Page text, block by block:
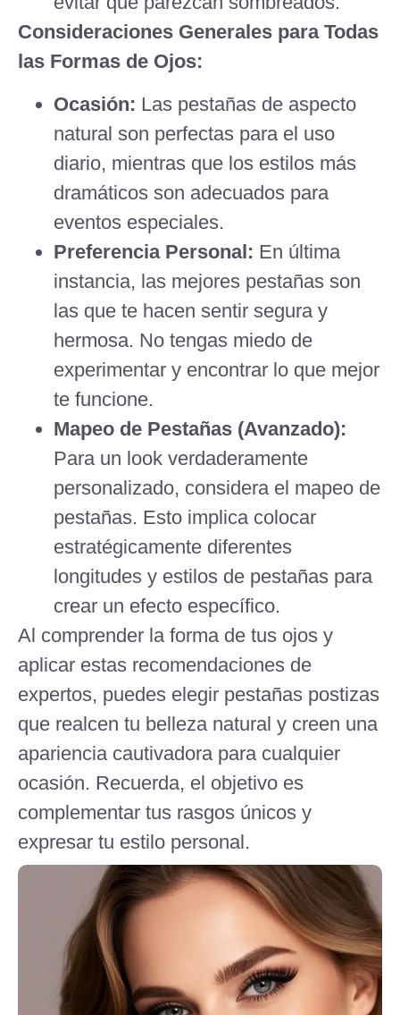
Consideraciones Generales para Todas
las Formas de Ojos:
Ocasión: Las pestañas de aspecto
natural son perfectas para el uso
diario, mientras que los estilos más
dramáticos son adecuados para
eventos especiales.
Preferencia Personal: En última
instancia, las mejores pestañas son
las que te hacen sentir segura y
hermosa. No tengas miedo de
experimentar y encontrar lo que mejor
te funcione.
Mapeo de Pestañas (Avanzado):
Para un look verdaderamente
personalizado, considera el mapeo de
pestañas. Esto implica colocar
estratégicamente diferentes
longitudes y estilos de pestañas para
crear un efecto específico.
Al comprender la forma de tus ojos y
aplicar estas recomendaciones de
expertos, puedes elegir pestañas postizas
que realcen tu belleza natural y creen una
apariencia cautivadora para cualquier
ocasión. Recuerda, el objetivo es
complementar tus rasgos únicos y
expresar tu estilo personal.